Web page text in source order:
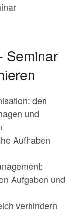
Seminar
den
und
Aufhaben
Aufgaben und
verhindern